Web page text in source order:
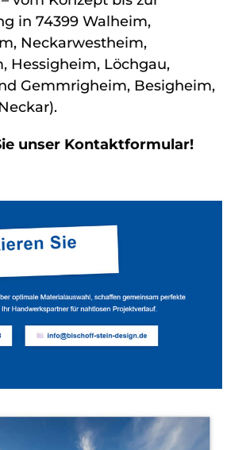
in 74399 Walheim,
Neckarwestheim,
Hessigheim, Löchgau,
Gemmrigheim, Besigheim,
unser Kontaktformular!